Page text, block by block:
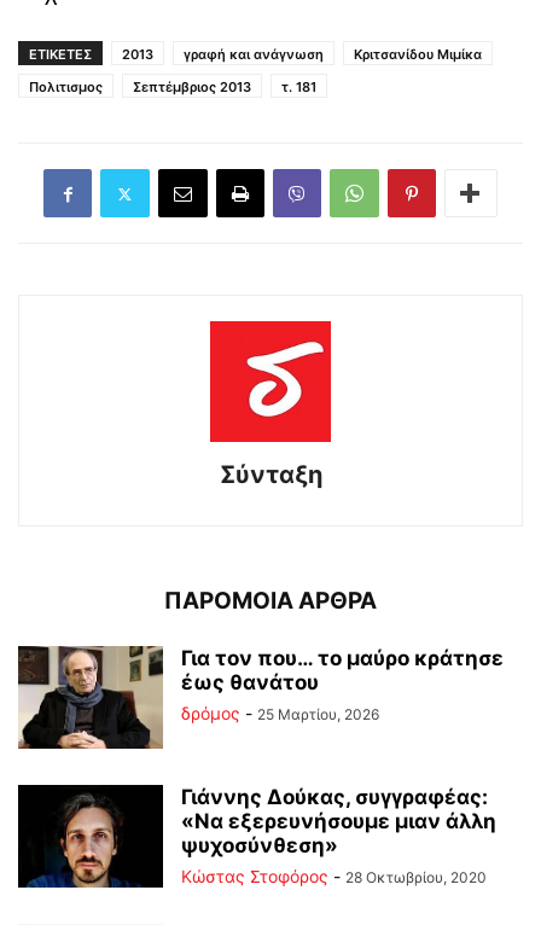
ΕΤΙΚΕΤΕΣ 2013 γραφή και ανάγνωση
Κριτσανίδου Μιμίκα
Πολιτισμος
Σεπτέμβριος 2013 τ. 181
Σύνταξη
ΠΑΡΟΜΟΙΑ ΑΡΘΡΑ
Για τον που… το μαύρο κράτησε
έως θανάτου
δρόμος - 25 Μαρτίου, 2026
Γιάννης Δούκας, συγγραφέας:
«Να εξερευνήσουμε μιαν άλλη
ψυχοσύνθεση»
Κώστας Στοφόρος - 28 Οκτωβρίου, 2020